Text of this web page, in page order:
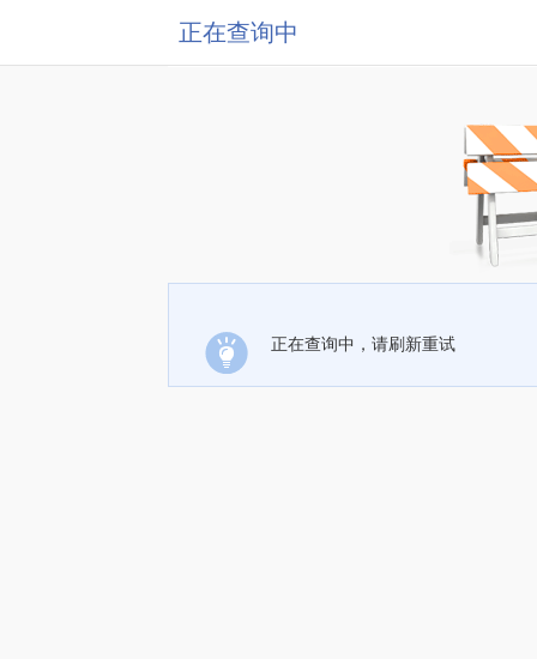
正在查询中
正在查询中，请刷新重试